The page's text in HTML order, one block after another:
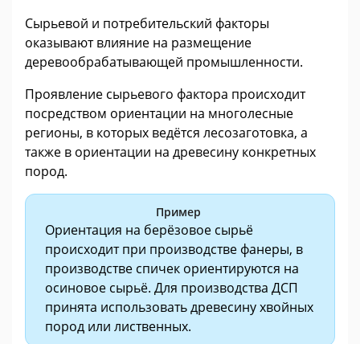
Сырьевой и потребительский факторы
оказывают влияние на размещение
деревообрабатывающей промышленности.
Проявление сырьевого фактора происходит
посредством ориентации на многолесные
регионы, в которых ведётся лесозаготовка, а
также в ориентации на древесину конкретных
пород.
Пример
Ориентация на берёзовое сырьё
происходит при производстве фанеры, в
производстве спичек ориентируются на
осиновое сырьё. Для производства ДСП
принята использовать древесину хвойных
пород или лиственных.